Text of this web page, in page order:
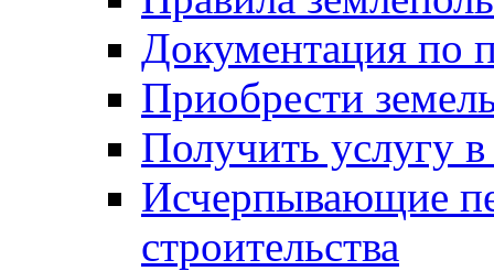
Документация по
Приобрести
Получить услугу в
Исчерпывающие
строительства